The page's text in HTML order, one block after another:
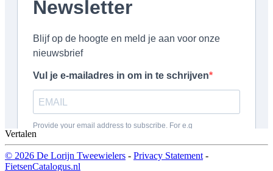
Vertalen
© 2026 De Lorijn Tweewielers - Privacy Statement -
FietsenCatalogus.nl